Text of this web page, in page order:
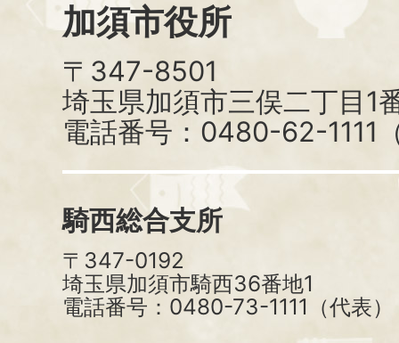
加須市役所
〒347-8501
埼玉県加須市三俣二丁目1
電話番号：0480-62-1111
騎西総合支所
〒347-0192
埼玉県加須市騎西36番地1
電話番号：0480-73-1111（代表）